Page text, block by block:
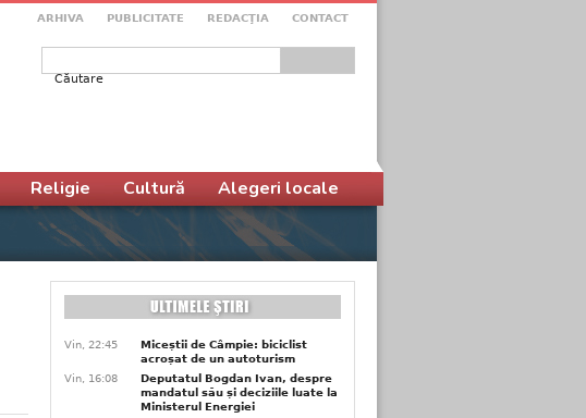
ARHIVA PUBLICITATE REDACŢIA CONTACT
Formular de căutare
Religie Cultură Alegeri locale
Vin, 22:45
Miceștii de Câmpie: biciclist
acroșat de un autoturism
Vin, 16:08
Deputatul Bogdan Ivan, despre
mandatul său și deciziile luate la
Ministerul Energiei